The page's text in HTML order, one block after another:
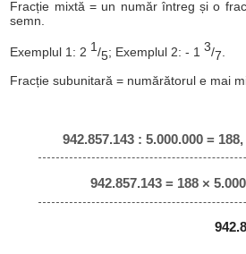
Fracție mixtă = un număr întreg și o
semn.
Exemplul 1: 2 1/5; Exemplul 2: - 13/7
Fracție subunitară = numărătorul e mai
942.857.143 : 5.000.000 =
942.857.143 = 188 ×